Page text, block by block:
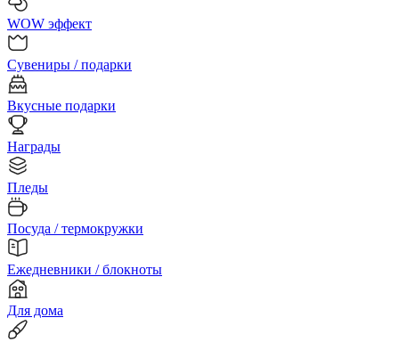
WOW эффект
Сувениры / подарки
Вкусные подарки
Награды
Пледы
Посуда / термокружки
Ежедневники / блокноты
Для дома